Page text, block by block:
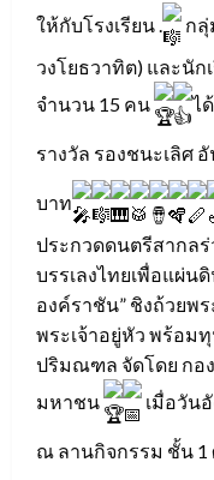
ให้กับโรงเรียน .
กลุ่
วงโยธวาทิต) และนั
จำนวน 15 คน
ไ
รางวัล รองชนะเลิศ
บาท
ประกวดดนตรีสากล
บรรเลงไทยเพื่อแผ่น
องค์ราชัน” ชิงถ้วยพ
พระเจ้าอยู่หัว พร้อม
ปริมณฑล จัดโดย กอ
มหาชน
เมื่อวัน
ณ ลานกิจกรรม ชั้น 1